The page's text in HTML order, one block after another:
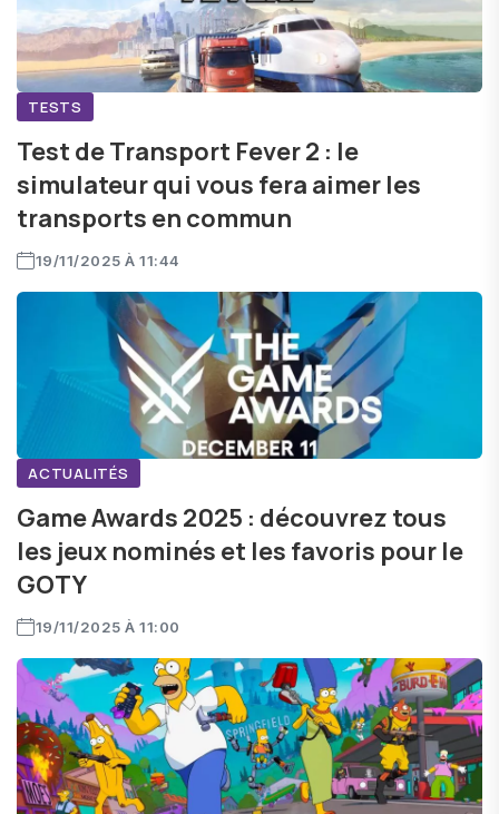
TESTS
Test de Transport Fever 2 : le
simulateur qui vous fera aimer les
transports en commun
19/11/2025 À 11:44
ACTUALITÉS
Game Awards 2025 : découvrez tous
les jeux nominés et les favoris pour le
GOTY
19/11/2025 À 11:00